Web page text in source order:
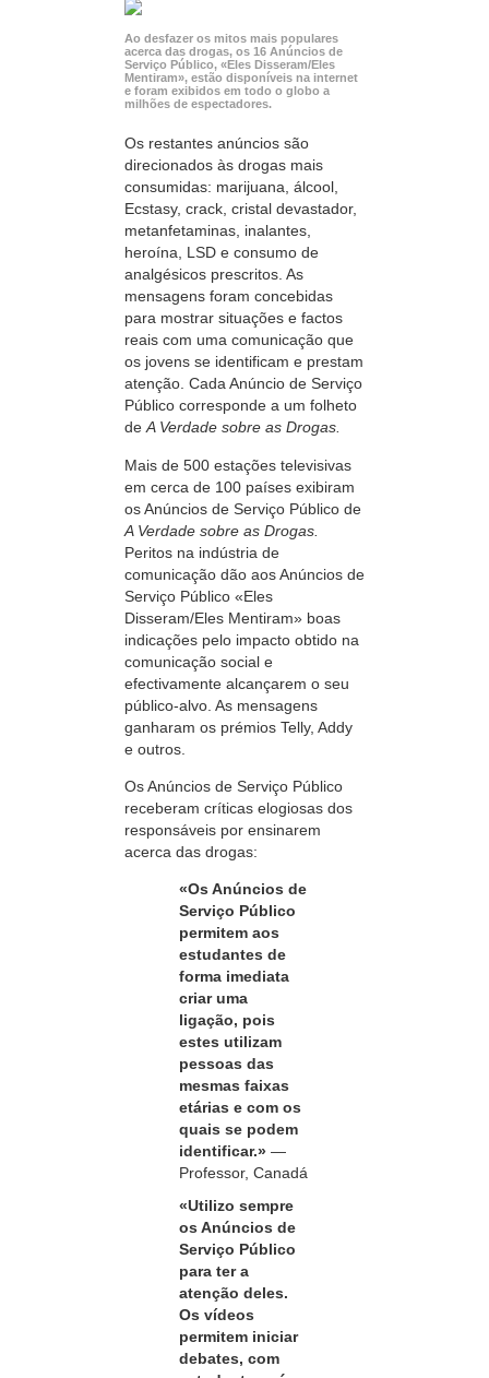
Ao desfazer os mitos mais populares
acerca das drogas, os 16 Anúncios de
Serviço Público, «Eles Disseram/Eles
Mentiram», estão disponíveis na internet
e foram exibidos em todo o globo a
milhões de espectadores.
Os restantes anúncios são
direcionados às drogas mais
consumidas: marijuana, álcool,
Ecstasy, crack, cristal devastador,
metanfetaminas, inalantes,
heroína, LSD e consumo de
analgésicos prescritos. As
mensagens foram concebidas
para mostrar situações e factos
reais com uma comunicação que
os jovens se identificam e prestam
atenção. Cada Anúncio de Serviço
Público corresponde a um folheto
deA Verdade sobre as Drogas.
Mais de 500 estações televisivas
em cerca de 100 países exibiram
os Anúncios de Serviço Público de
A Verdade sobre as Drogas.
Peritos na indústria de
comunicação dão aos Anúncios de
Serviço Público «Eles
Disseram/Eles Mentiram» boas
indicações pelo impacto obtido na
comunicação social e
efectivamente alcançarem o seu
público-alvo. As mensagens
ganharam os prémios Telly, Addy
e outros.
Os Anúncios de Serviço Público
receberam críticas elogiosas dos
responsáveis por ensinarem
acerca das drogas:
«Os Anúncios de
Serviço Público
permitem aos
estudantes de
forma imediata
criar uma
ligação, pois
estes utilizam
pessoas das
mesmas faixas
etárias e com os
quais se podem
identificar.» —
Professor, Canadá
«Utilizo sempre
os Anúncios de
Serviço Público
para ter a
atenção deles.
Os vídeos
permitem iniciar
debates, com